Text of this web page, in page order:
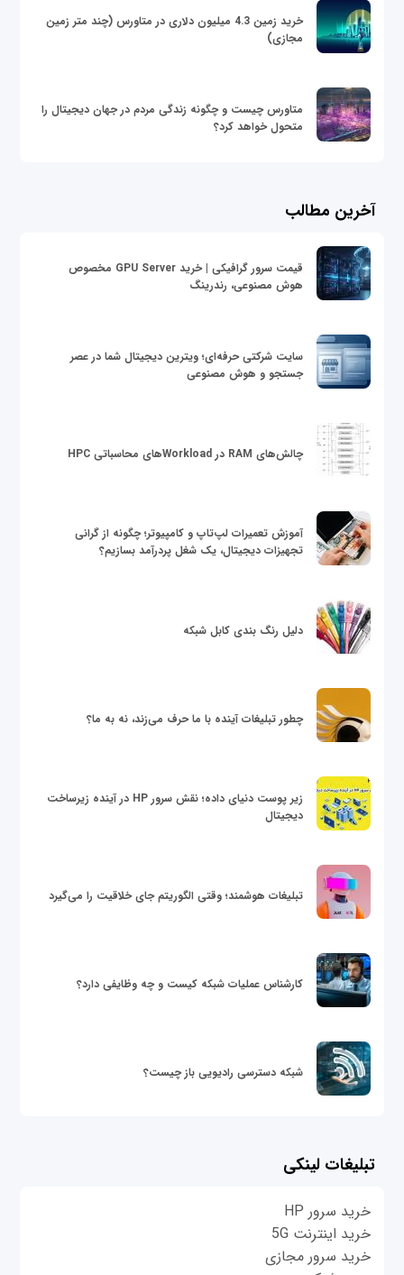
خرید زمین 4.3 میلیون دلاری در متاورس (چند متر زمین
مجازی)
متاورس چیست و چگونه زندگی مردم در جهان دیجیتال را
متحول خواهد کرد؟
آخرین مطالب
قیمت سرور گرافیکی | خرید GPU Server مخصوص
هوش مصنوعی، رندرینگ
سایت شرکتی حرفه‌ای؛ ویترین دیجیتال شما در عصر
جستجو و هوش مصنوعی
چالش‌های RAM در Workloadهای محاسباتی HPC
آموزش تعمیرات لپ‌تاپ و کامپیوتر؛ چگونه از گرانی
تجهیزات دیجیتال، یک شغل پردرآمد بسازیم؟
دلیل رنگ بندی کابل شبکه
چطور تبلیغات آینده با ما حرف می‌زند، نه به ما؟
زیر پوست دنیای داده؛ نقش سرور HP در آینده زیرساخت
دیجیتال
تبلیغات هوشمند؛ وقتی الگوریتم جای خلاقیت را می‌گیرد
کارشناس عملیات شبکه کیست و چه وظایفی دارد؟
شبکه دسترسی رادیویی باز چیست؟
تبلیغات لینکی
خرید سرور HP
خرید اینترنت 5G
خرید سرور مجازی